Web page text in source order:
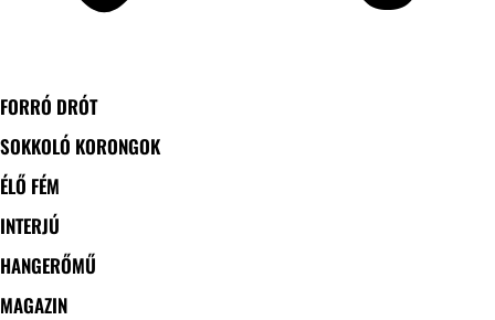
FORRÓ DRÓT
SOKKOLÓ KORONGOK
ÉLŐ FÉM
INTERJÚ
HANGERŐMŰ
MAGAZIN